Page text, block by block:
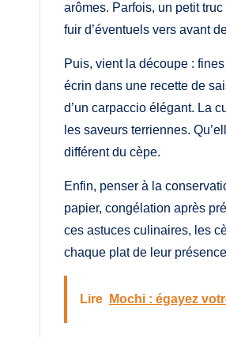
arômes. Parfois, un petit
fuir d’éventuels vers avant
Puis, vient la découpe :
écrin dans une recette de
d’un carpaccio élégant. La
les saveurs terriennes.
différent du cèpe.
Enfin, penser à la
papier, congélation après
ces astuces culinaires, les
chaque plat de leur
Lire Mochi : égayez